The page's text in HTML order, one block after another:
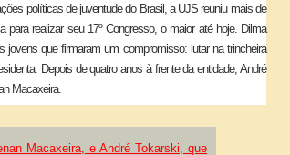
políticas de juventude do Brasil, a UJS reuniu mais de
realizar seu 17º Congresso, o maior até hoje. Dilma
jovens que firmaram um compromisso: lutar na trincheira
Depois de quatro anos à frente da entidade, André
Macaxeira.